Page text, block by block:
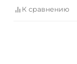
К сравнению